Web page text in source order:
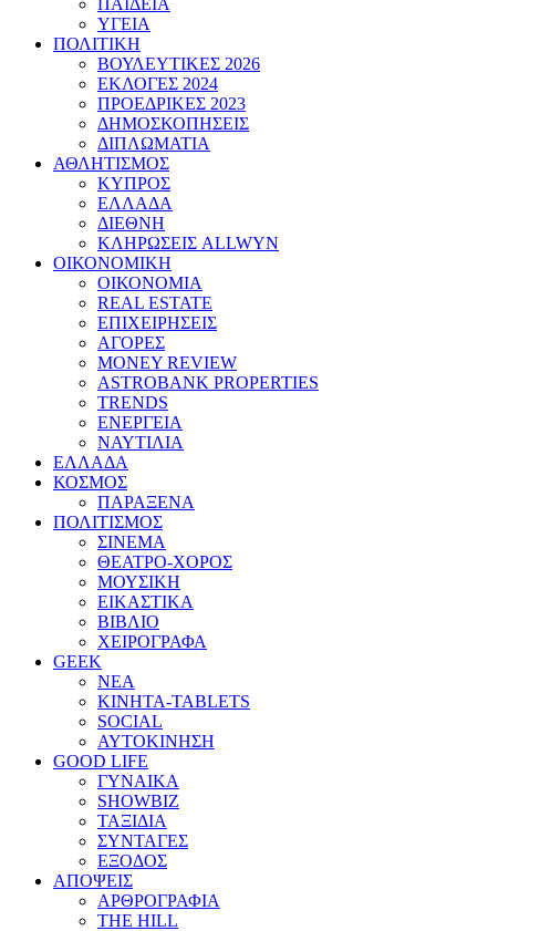
ΠΑΙΔΕΙΑ
ΥΓΕΙΑ
ΠΟΛΙΤΙΚΗ
ΒΟΥΛΕΥΤΙΚΕΣ 2026
ΕΚΛΟΓΕΣ 2024
ΠΡΟΕΔΡΙΚΕΣ 2023
ΔΗΜΟΣΚΟΠΗΣΕΙΣ
ΔΙΠΛΩΜΑΤΙΑ
ΑΘΛΗΤΙΣΜΟΣ
ΚΥΠΡΟΣ
ΕΛΛΑΔΑ
ΔΙΕΘΝΗ
ΚΛΗΡΩΣΕΙΣ ALLWYN
ΟΙΚΟΝΟΜΙΚΗ
ΟΙΚΟΝΟΜΙΑ
REAL ESTATE
ΕΠΙΧΕΙΡΗΣΕΙΣ
ΑΓΟΡΕΣ
MONEY REVIEW
ASTROBANK PROPERTIES
TRENDS
ΕΝΕΡΓΕΙΑ
ΝΑΥΤΙΛΙΑ
ΕΛΛΑΔΑ
ΚΟΣΜΟΣ
ΠΑΡΑΞΕΝΑ
ΠΟΛΙΤΙΣΜΟΣ
ΣΙΝΕΜΑ
ΘΕΑΤΡΟ-ΧΟΡΟΣ
ΜΟΥΣΙΚΗ
ΕΙΚΑΣΤΙΚΑ
ΒΙΒΛΙΟ
ΧΕΙΡΟΓΡΑΦΑ
GEEK
ΝΕΑ
ΚΙΝΗΤΑ-TABLETS
SOCIAL
ΑΥΤΟΚΙΝΗΣΗ
GOOD LIFE
ΓΥΝΑΙΚΑ
SHOWBIZ
ΤΑΞΙΔΙΑ
ΣΥΝΤΑΓΕΣ
ΕΞΟΔΟΣ
ΑΠΟΨΕΙΣ
ΑΡΘΡΟΓΡΑΦΙΑ
THE HILL